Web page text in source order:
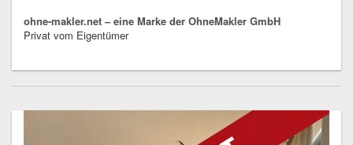
ohne-makler.net – eine Marke der OhneMakler GmbH
Privat vom Eigentümer